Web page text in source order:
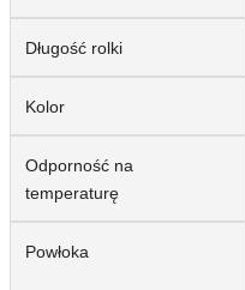
Długość rolki
Kolor
Odporność na
temperaturę
Powłoka